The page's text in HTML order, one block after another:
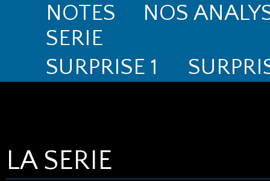
NOTES NOS
SERIE
SURPRISE 1
LA SERIE